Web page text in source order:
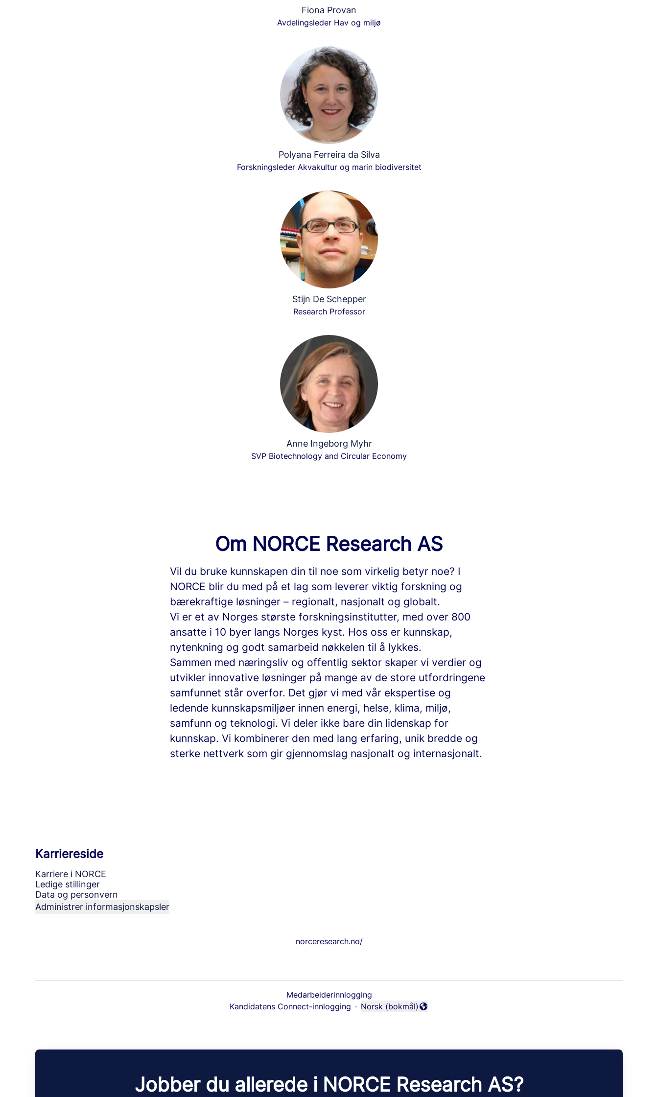
Fiona Provan
Avdelingsleder Hav og miljø
Polyana Ferreira da Silva
Forskningsleder Akvakultur og marin biodiversitet
Stijn De Schepper
Research Professor
Anne Ingeborg Myhr
SVP Biotechnology and Circular Economy
Om NORCE Research AS
Vil du bruke kunnskapen din til noe som virkelig betyr noe? I
NORCE blir du med på et lag som leverer viktig forskning og
bærekraftige løsninger – regionalt, nasjonalt og globalt.
Vi er et av Norges største forskningsinstitutter, med over 800
ansatte i 10 byer langs Norges kyst. Hos oss er kunnskap,
nytenkning og godt samarbeid nøkkelen til å lykkes.
Sammen med næringsliv og offentlig sektor skaper vi verdier og
utvikler innovative løsninger på mange av de store utfordringene
samfunnet står overfor. Det gjør vi med vår ekspertise og
ledende kunnskapsmiljøer innen energi, helse, klima, miljø,
samfunn og teknologi. Vi deler ikke bare din lidenskap for
kunnskap. Vi kombinerer den med lang erfaring, unik bredde og
sterke nettverk som gir gjennomslag nasjonalt og internasjonalt.
Karriereside
Karriere i NORCE
Ledige stillinger
Data og personvern
Administrer informasjonskapsler
norceresearch.no/
Medarbeiderinnlogging
Kandidatens Connect-innlogging ·
Endre språk
Norsk (bokmål)
Jobber du allerede i NORCE Research AS?